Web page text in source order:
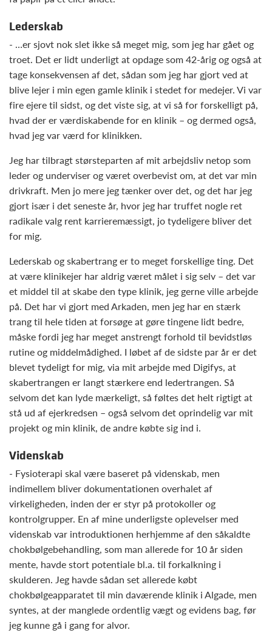
Lederskab
- …er sjovt nok slet ikke så meget mig, som jeg har gået og
troet. Det er lidt underligt at opdage som 42-årig og også at
tage konsekvensen af det, sådan som jeg har gjort ved at
blive lejer i min egen gamle klinik i stedet for medejer. Vi var
fire ejere til sidst, og det viste sig, at vi så for forskelligt på,
hvad der er værdiskabende for en klinik – og dermed også,
hvad jeg var værd for klinikken.
Jeg har tilbragt størsteparten af mit arbejdsliv netop som
leder og underviser og været overbevist om, at det var min
drivkraft. Men jo mere jeg tænker over det, og det har jeg
gjort især i det seneste år, hvor jeg har truffet nogle ret
radikale valg rent karrieremæssigt, jo tydeligere bliver det
for mig.
Lederskab og skabertrang er to meget forskellige ting. Det
at være klinikejer har aldrig været målet i sig selv – det var
et middel til at skabe den type klinik, jeg gerne ville arbejde
på. Det har vi gjort med Arkaden, men jeg har en stærk
trang til hele tiden at forsøge at gøre tingene lidt bedre,
måske fordi jeg har meget anstrengt forhold til bevidstløs
rutine og middelmådighed. I løbet af de sidste par år er det
blevet tydeligt for mig, via mit arbejde med Digifys, at
skabertrangen er langt stærkere end ledertrangen. Så
selvom det kan lyde mærkeligt, så føltes det helt rigtigt at
stå ud af ejerkredsen – også selvom det oprindelig var mit
projekt og min klinik, de andre købte sig ind i.
Videnskab
- Fysioterapi skal være baseret på videnskab, men
indimellem bliver dokumentationen overhalet af
virkeligheden, inden der er styr på protokoller og
kontrolgrupper. En af mine underligste oplevelser med
videnskab var introduktionen herhjemme af den såkaldte
chokbølgebehandling, som man allerede for 10 år siden
mente, havde stort potentiale bl.a. til forkalkning i
skulderen. Jeg havde sådan set allerede købt
chokbølgeapparatet til min daværende klinik i Algade, men
syntes, at der manglede ordentlig vægt og evidens bag, før
jeg kunne gå i gang for alvor.